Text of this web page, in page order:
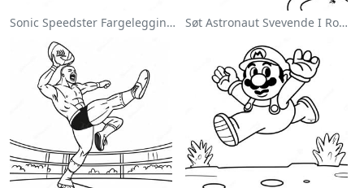
Sonic Speedster Fargeleggingsside Søt Astronaut Svevende I Rommet Fargeleggingsside